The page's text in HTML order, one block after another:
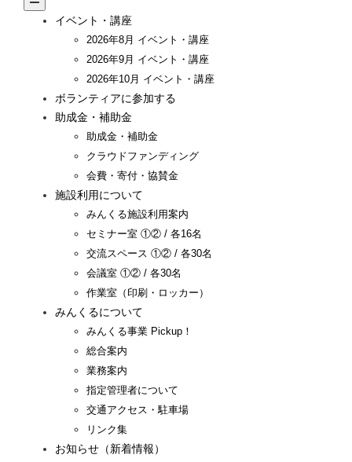
イベント・講座
2026年8月 イベント・講座
2026年9月 イベント・講座
2026年10月 イベント・講座
ボランティアに参加する
助成金・補助金
助成金・補助金
クラウドファンディング
会費・寄付・協賛金
施設利用について
みんくる施設利用案内
セミナー室 ①② / 各16名
交流スペース ①② / 各30名
会議室 ①② / 各30名
作業室（印刷・ロッカー）
みんくるについて
みんくる事業 Pickup！
総合案内
業務案内
指定管理者について
交通アクセス・駐車場
リンク集
お知らせ（新着情報）